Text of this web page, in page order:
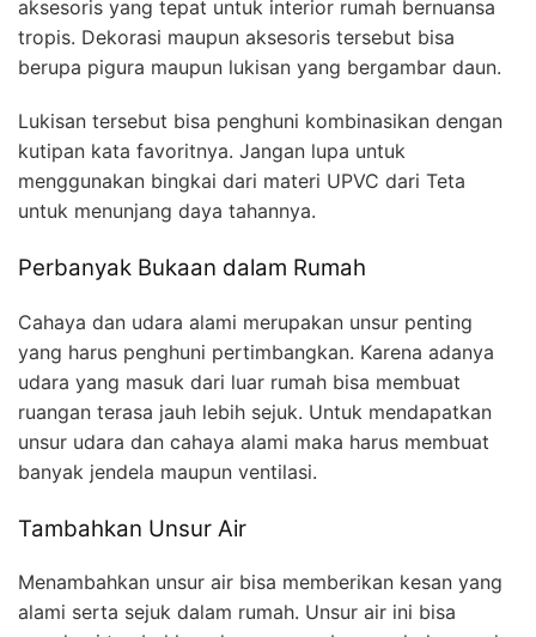
aksesoris yang tepat untuk interior rumah bernuansa
tropis. Dekorasi maupun aksesoris tersebut bisa
berupa pigura maupun lukisan yang bergambar daun.
Lukisan tersebut bisa penghuni kombinasikan dengan
kutipan kata favoritnya. Jangan lupa untuk
menggunakan bingkai dari materi UPVC dari Teta
untuk menunjang daya tahannya.
Perbanyak Bukaan dalam Rumah
Cahaya dan udara alami merupakan unsur penting
yang harus penghuni pertimbangkan. Karena adanya
udara yang masuk dari luar rumah bisa membuat
ruangan terasa jauh lebih sejuk. Untuk mendapatkan
unsur udara dan cahaya alami maka harus membuat
banyak jendela maupun ventilasi.
Tambahkan Unsur Air
Menambahkan unsur air bisa memberikan kesan yang
alami serta sejuk dalam rumah. Unsur air ini bisa